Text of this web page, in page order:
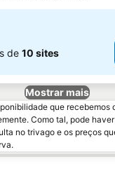
de 10 sites
Mostrar mais
que recebemos
Como tal, pode
no trivago e os preços